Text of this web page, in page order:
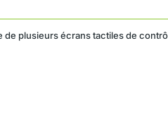
de plusieurs écrans tactiles de